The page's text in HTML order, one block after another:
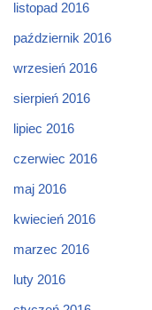
listopad 2016
październik 2016
wrzesień 2016
sierpień 2016
lipiec 2016
czerwiec 2016
maj 2016
kwiecień 2016
marzec 2016
luty 2016